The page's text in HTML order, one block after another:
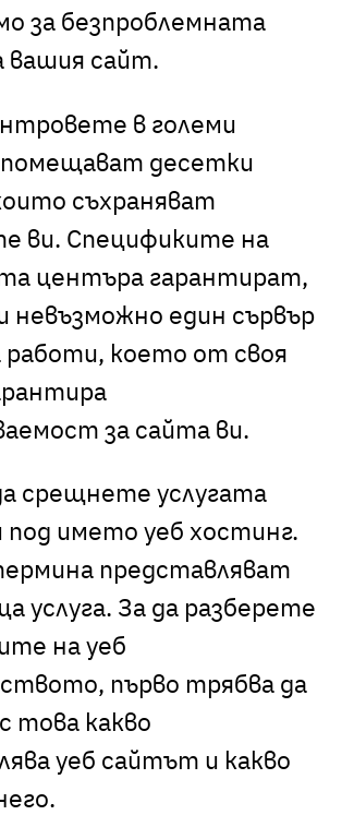
за безпроблемната
вашия сайт.
в големи
помещават десетки
съхраняват
ви. Спецификите на
центъра гарантират,
невъзможно един сървър
работи, което от своя
за сайта ви.
срещнете услугата
под името уеб хостинг.
представляват
услуга. За да разберете
на уеб
първо трябва да
това какво
уеб сайтът и какво